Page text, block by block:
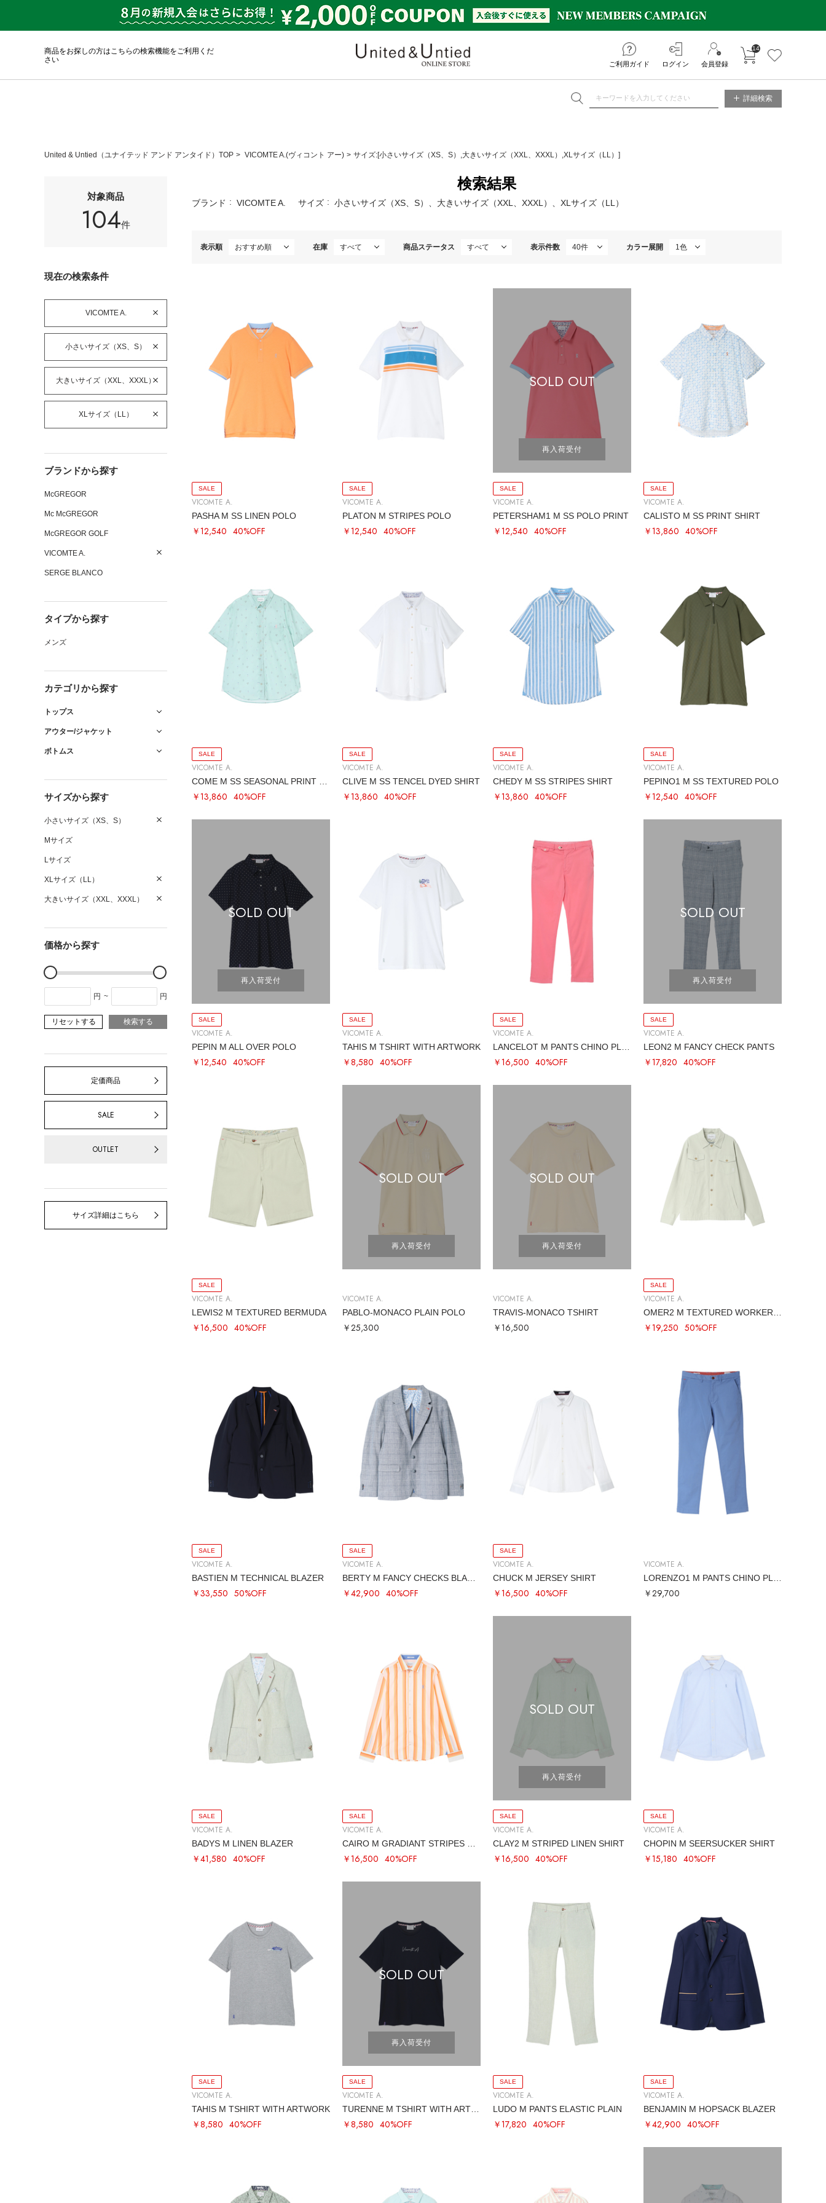
商品をお探しの方はこちらの検索機能をご利用くだ
さい
ご利用ガイド ログイン 会員登録
カートに入れる
14
詳細検索
United & Untied（ユナイテッド アンド アンタイド）TOP VICOMTE A.(ヴィコント アー) サイズ:[小さいサイズ（XS、S）,大きいサイズ（XXL、XXXL）,XLサイズ（LL）]
対象商品
104件
現在の検索条件
VICOMTE A.
小さいサイズ（XS、S）
大きいサイズ（XXL、XXXL）
XLサイズ（LL）
ブランドから探す
McGREGOR
Mc McGREGOR
McGREGOR GOLF
VICOMTE A.
SERGE BLANCO
タイプから探す
メンズ
カテゴリから探す
トップス
アウター/ジャケット
ボトムス
サイズから探す
小さいサイズ（XS、S）
Mサイズ
Lサイズ
XLサイズ（LL）
大きいサイズ（XXL、XXXL）
価格から探す
円 ~ 円
リセットする 検索する
定価商品
SALE
OUTLET
サイズ詳細はこちら
検索結果
ブランド VICOMTE A. サイズ 小さいサイズ（XS、S）、大きいサイズ（XXL、XXXL）、XLサイズ（LL）
表示順 在庫 商品ステータス 表示件数 カラー展開
SALE
VICOMTE A.
PASHA M SS LINEN POLO
￥12,540 40%OFF
SALE
VICOMTE A.
PLATON M STRIPES POLO
￥12,540 40%OFF
SOLD OUT
再入荷受付
SALE
VICOMTE A.
PETERSHAM1 M SS POLO PRINT
￥12,540 40%OFF
SALE
VICOMTE A.
CALISTO M SS PRINT SHIRT
￥13,860 40%OFF
SALE
VICOMTE A.
￥13,860 40%OFF
SALE
VICOMTE A.
CLIVE M SS TENCEL DYED SHIRT
￥13,860 40%OFF
SALE
VICOMTE A.
CHEDY M SS STRIPES SHIRT
￥13,860 40%OFF
SALE
VICOMTE A.
PEPINO1 M SS TEXTURED POLO
￥12,540 40%OFF
SOLD OUT
再入荷受付
SALE
VICOMTE A.
PEPIN M ALL OVER POLO
￥12,540 40%OFF
SALE
VICOMTE A.
TAHIS M TSHIRT WITH ARTWORK
￥8,580 40%OFF
SALE
VICOMTE A.
￥16,500 40%OFF
SOLD OUT
再入荷受付
SALE
VICOMTE A.
LEON2 M FANCY CHECK PANTS
￥17,820 40%OFF
SALE
VICOMTE A.
LEWIS2 M TEXTURED BERMUDA
￥16,500 40%OFF
SOLD OUT
再入荷受付
VICOMTE A.
PABLO-MONACO PLAIN POLO
￥25,300
SOLD OUT
再入荷受付
VICOMTE A.
TRAVIS-MONACO TSHIRT
￥16,500
SALE
VICOMTE A.
￥19,250 50%OFF
SALE
VICOMTE A.
BASTIEN M TECHNICAL BLAZER
￥33,550 50%OFF
SALE
VICOMTE A.
￥42,900 40%OFF
SALE
VICOMTE A.
CHUCK M JERSEY SHIRT
￥16,500 40%OFF
VICOMTE A.
￥29,700
SALE
VICOMTE A.
BADYS M LINEN BLAZER
￥41,580 40%OFF
SALE
VICOMTE A.
￥16,500 40%OFF
SOLD OUT
再入荷受付
SALE
VICOMTE A.
CLAY2 M STRIPED LINEN SHIRT
￥16,500 40%OFF
SALE
VICOMTE A.
CHOPIN M SEERSUCKER SHIRT
￥15,180 40%OFF
SALE
VICOMTE A.
TAHIS M TSHIRT WITH ARTWORK
￥8,580 40%OFF
SOLD OUT
再入荷受付
SALE
VICOMTE A.
￥8,580 40%OFF
SALE
VICOMTE A.
LUDO M PANTS ELASTIC PLAIN
￥17,820 40%OFF
SALE
VICOMTE A.
BENJAMIN M HOPSACK BLAZER
￥42,900 40%OFF